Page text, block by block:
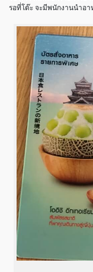
รอที่โต๊ะ จะมีพนักงานนำอา